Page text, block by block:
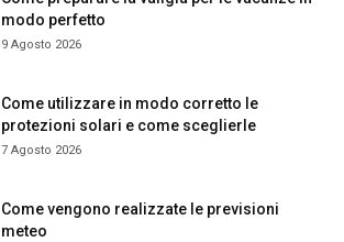
modo perfetto
9 Agosto 2026
Come utilizzare in modo corretto le
protezioni solari e come sceglierle
7 Agosto 2026
Come vengono realizzate le previsioni
meteo